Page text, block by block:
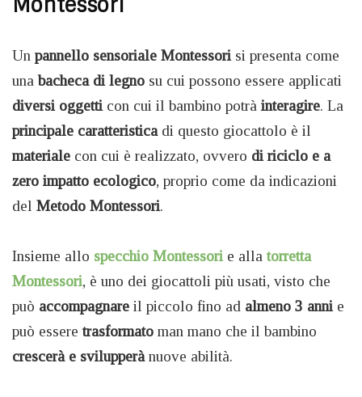
Un pannello sensoriale Montessori si presenta come
unabacheca di legno su cui possono essere applicati
diversi oggetti con cui il bambino potrà interagire. La
principale caratteristica di questo giocattolo è il
materiale con cui è realizzato, ovvero di riciclo e a
zero impatto ecologico, proprio come da indicazioni
del Metodo Montessori.
Insieme allo specchio Montessori e alla torretta
Montessori, è uno dei giocattoli più usati, visto che
può accompagnare il piccolo fino ad almeno 3 anni e
può essere trasformato man mano che il bambino
crescerà e svilupperà nuove abilità.